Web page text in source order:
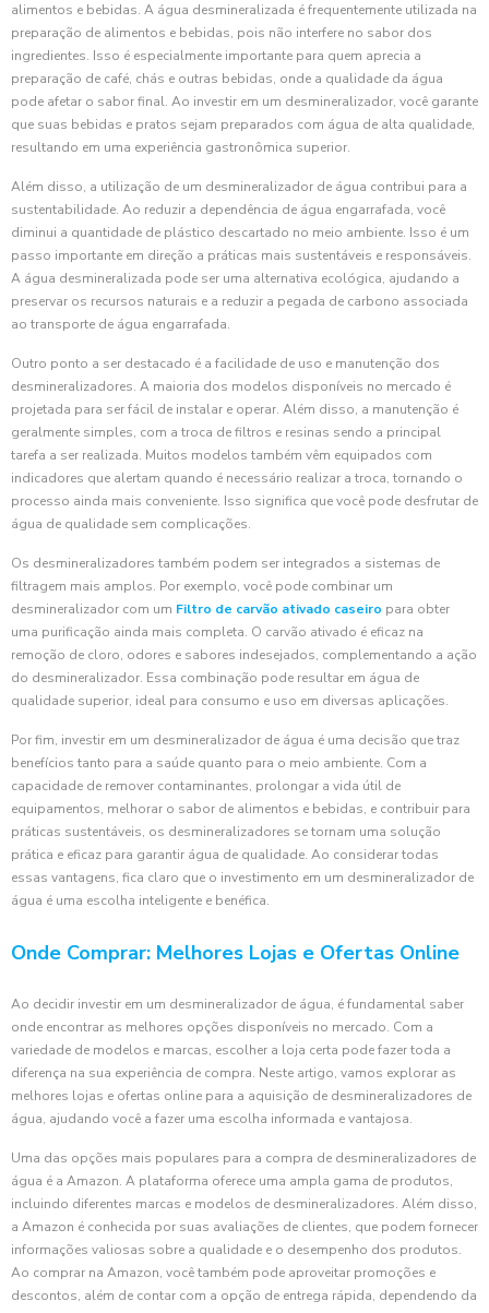
alimentos e bebidas. A água desmineralizada é frequentemente utilizada na
preparação de alimentos e bebidas, pois não interfere no sabor dos
ingredientes. Isso é especialmente importante para quem aprecia a
preparação de café, chás e outras bebidas, onde a qualidade da água
pode afetar o sabor final. Ao investir em um desmineralizador, você garante
que suas bebidas e pratos sejam preparados com água de alta qualidade,
resultando em uma experiência gastronômica superior.
Além disso, a utilização de um desmineralizador de água contribui para a
sustentabilidade. Ao reduzir a dependência de água engarrafada, você
diminui a quantidade de plástico descartado no meio ambiente. Isso é um
passo importante em direção a práticas mais sustentáveis e responsáveis.
A água desmineralizada pode ser uma alternativa ecológica, ajudando a
preservar os recursos naturais e a reduzir a pegada de carbono associada
ao transporte de água engarrafada.
Outro ponto a ser destacado é a facilidade de uso e manutenção dos
desmineralizadores. A maioria dos modelos disponíveis no mercado é
projetada para ser fácil de instalar e operar. Além disso, a manutenção é
geralmente simples, com a troca de filtros e resinas sendo a principal
tarefa a ser realizada. Muitos modelos também vêm equipados com
indicadores que alertam quando é necessário realizar a troca, tornando o
processo ainda mais conveniente. Isso significa que você pode desfrutar de
água de qualidade sem complicações.
Os desmineralizadores também podem ser integrados a sistemas de
filtragem mais amplos. Por exemplo, você pode combinar um
desmineralizador com um Filtro de carvão ativado caseiro para obter
uma purificação ainda mais completa. O carvão ativado é eficaz na
remoção de cloro, odores e sabores indesejados, complementando a ação
do desmineralizador. Essa combinação pode resultar em água de
qualidade superior, ideal para consumo e uso em diversas aplicações.
Por fim, investir em um desmineralizador de água é uma decisão que traz
benefícios tanto para a saúde quanto para o meio ambiente. Com a
capacidade de remover contaminantes, prolongar a vida útil de
equipamentos, melhorar o sabor de alimentos e bebidas, e contribuir para
práticas sustentáveis, os desmineralizadores se tornam uma solução
prática e eficaz para garantir água de qualidade. Ao considerar todas
essas vantagens, fica claro que o investimento em um desmineralizador de
água é uma escolha inteligente e benéfica.
Onde Comprar: Melhores Lojas e Ofertas Online
Ao decidir investir em um desmineralizador de água, é fundamental saber
onde encontrar as melhores opções disponíveis no mercado. Com a
variedade de modelos e marcas, escolher a loja certa pode fazer toda a
diferença na sua experiência de compra. Neste artigo, vamos explorar as
melhores lojas e ofertas online para a aquisição de desmineralizadores de
água, ajudando você a fazer uma escolha informada e vantajosa.
Uma das opções mais populares para a compra de desmineralizadores de
água é a Amazon. A plataforma oferece uma ampla gama de produtos,
incluindo diferentes marcas e modelos de desmineralizadores. Além disso,
a Amazon é conhecida por suas avaliações de clientes, que podem fornecer
informações valiosas sobre a qualidade e o desempenho dos produtos.
Ao comprar na Amazon, você também pode aproveitar promoções e
descontos, além de contar com a opção de entrega rápida, dependendo da